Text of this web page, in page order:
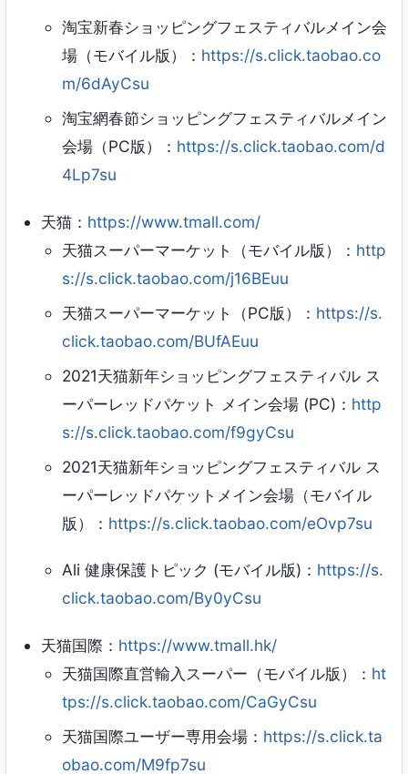
淘宝新春ショッピングフェスティバルメイン会
場（モバイル版）： https://s.click.taobao.co
m/6dAyCsu
淘宝網春節ショッピングフェスティバルメイン
会場（PC版）： https://s.click.taobao.com/d
4Lp7su
天猫： https://www.tmall.com/
天猫スーパーマーケット（モバイル版）： http
s://s.click.taobao.com/j16BEuu
天猫スーパーマーケット（PC版）： https://s.
click.taobao.com/BUfAEuu
2021天猫新年ショッピングフェスティバル ス
ーパーレッドパケット メイン会場 (PC)： http
s://s.click.taobao.com/f9gyCsu
2021天猫新年ショッピングフェスティバル ス
ーパーレッドパケットメイン会場（モバイル
版）： https://s.click.taobao.com/eOvp7su
Ali 健康保護トピック (モバイル版)： https://s.
click.taobao.com/By0yCsu
天猫国際： https://www.tmall.hk/
天猫国際直営輸入スーパー（モバイル版）： ht
tps://s.click.taobao.com/CaGyCsu
天猫国際ユーザー専用会場： https://s.click.ta
obao.com/M9fp7su